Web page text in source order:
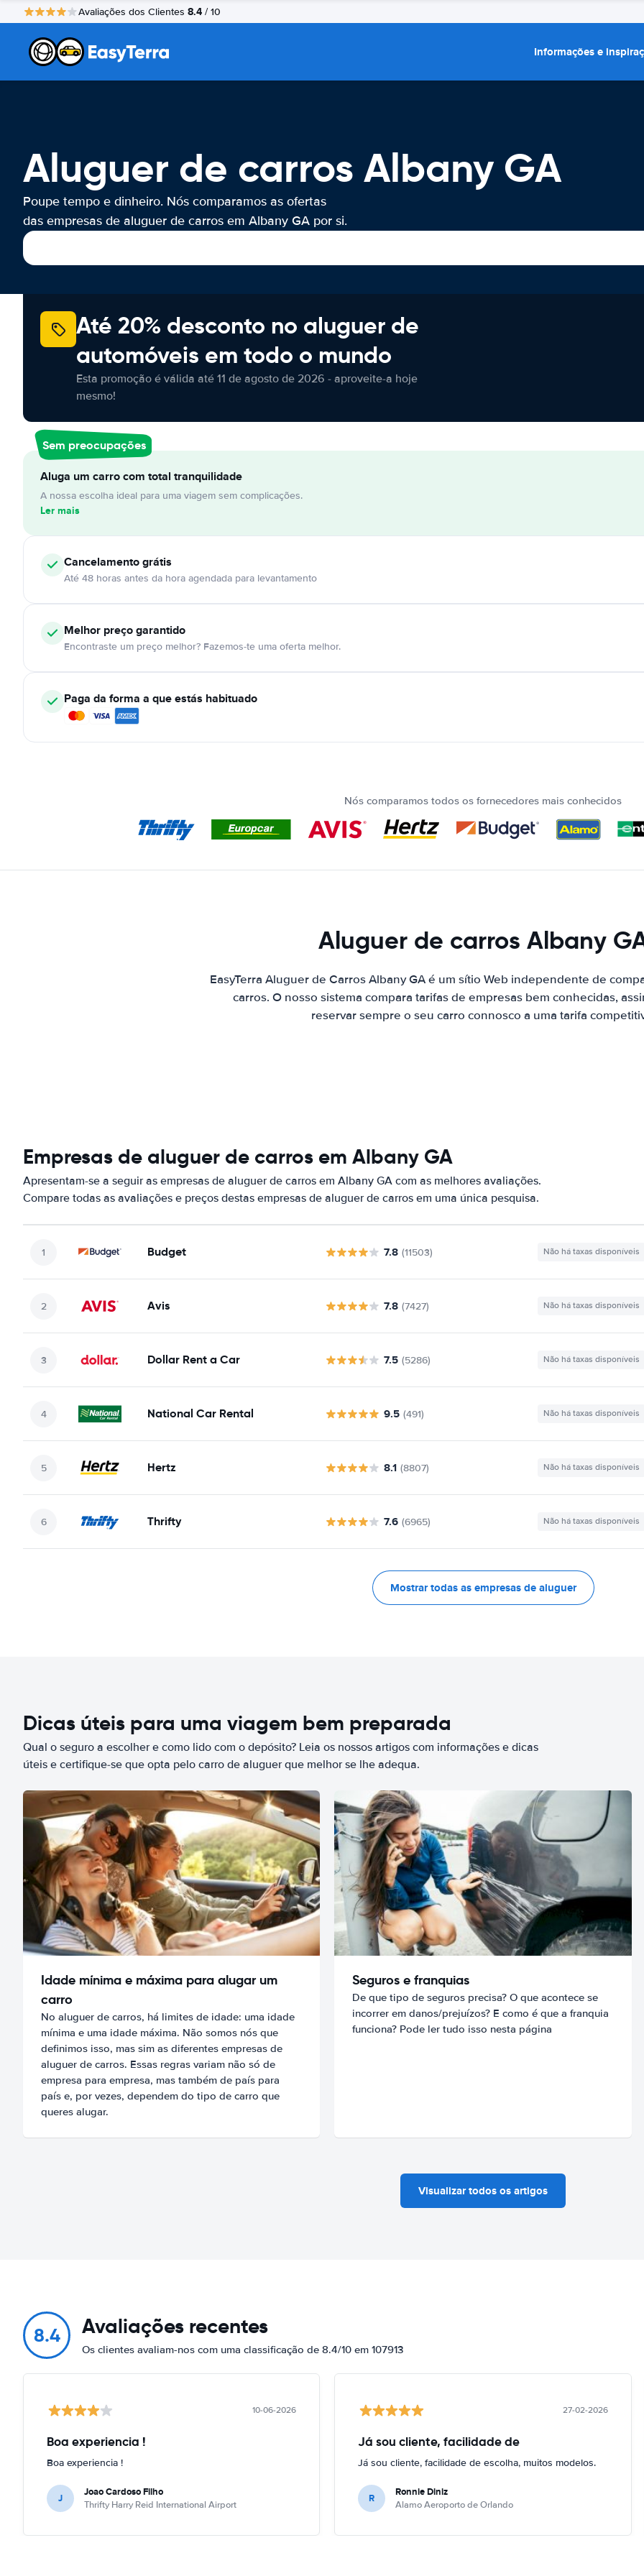
Avaliações dos Clientes 8.4 / 10
Informações e
Aluguer de carros Albany GA
Poupe tempo e dinheiro. Nós comparamos as ofertas
das empresas de aluguer de carros em Albany GA por si.
Até 20% desconto no aluguer de
automóveis em todo o mundo
Esta promoção é válida até 11 de agosto de 2026 - aproveite-a hoje
mesmo!
Sem preocupações
Aluga um carro com total tranquilidade
A nossa escolha ideal para uma viagem sem complicações.
Ler mais
Cancelamentográtis
Até 48 horas antes da hora agendada para levantamento
Melhor preço garantido
Encontraste um preço melhor? Fazemos-te uma oferta melhor.
Paga da forma a que estás habituado
Nós comparamos todos os fornecedores mais conhecidos
Aluguer de carros Albany
EasyTerra Aluguer de Carros Albany GA é um sítio Web independente de
carros. O nosso sistema compara tarifas de empresas bem conhecidas,
reservar sempre o seu carro connosco a uma tarifa
Empresas de aluguer de carros em Albany GA
Apresentam-se a seguir as empresas de aluguer de carros em Albany GA com as melhores avaliações.
Compare todas as avaliações e preços destas empresas de aluguer de carros em uma única pesquisa.
Budget 7.8 (11503) Não há taxas disponíveis
Avis 7.8 (7427) Não há taxas disponíveis
Dollar Rent a Car 7.5 (5286) Não há taxas disponíveis
National Car Rental 9.5 (491) Não há taxas disponíveis
Hertz 8.1 (8807) Não há taxas disponíveis
Thrifty 7.6 (6965) Não há taxas disponíveis
Mostrar todas as empresas de aluguer
Dicas úteis para uma viagem bem preparada
Qual o seguro a escolher e como lido com o depósito? Leia os nossos artigos com informações e dicas
úteis e certifique-se que opta pelo carro de aluguer que melhor se lhe adequa.
Idade mínima e máxima para alugar um
carro
No aluguer de carros, há limites de idade: uma idade
mínima e uma idade máxima. Não somos nós que
definimos isso, mas sim as diferentes empresas de
aluguer de carros. Essas regras variam não só de
empresa para empresa, mas também de país para
país e, por vezes, dependem do tipo de carro que
queres alugar.
Seguros e franquias
De que tipo de seguros precisa? O que acontece se
incorrer em danos/prejuízos? E como é que a franquia
funciona? Pode ler tudo isso nesta página
Visualizar todos os artigos
8.4 Avaliações recentes
Os clientes avaliam-nos com uma classificação de 8.4/10 em 107913
10-06-2026
Boa experiencia !
Boa experiencia !
J Joao Cardoso Filho
Thrifty Harry Reid International Airport
27-02-2026
Já sou cliente, facilidade de
Já sou cliente, facilidade de escolha, muitos modelos.
R Ronnie Diniz
Alamo Aeroporto de Orlando